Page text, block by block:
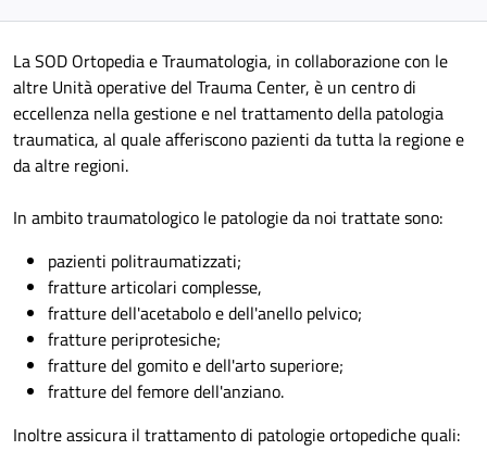
La SOD Ortopedia e Traumatologia, in collaborazione con le
altre Unità operative del Trauma Center, è un centro di
eccellenza nella gestione e nel trattamento della patologia
traumatica, al quale afferiscono pazienti da tutta la regione e
da altre regioni.
In ambito traumatologico le patologie da noi trattate sono:
pazienti politraumatizzati;
fratture articolari complesse,
fratture dell'acetabolo e dell'anello pelvico;
fratture periprotesiche;
fratture del gomito e dell'arto superiore;
fratture del femore dell'anziano.
Inoltre assicura il trattamento di patologie ortopediche quali: